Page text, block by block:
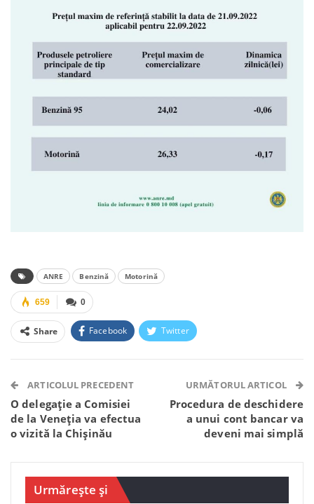
ANRE Benzină Motorină
0
659
Share Facebook Twitter
Telegram WhatsApp Viber
ARTICOLUL PRECEDENT
O delegație a Comisiei
de la Veneția va efectua
o vizită la Chișinău
URMĂTORUL ARTICOL
Procedura de deschidere
a unui cont bancar va
deveni mai simplă
Urmărește și